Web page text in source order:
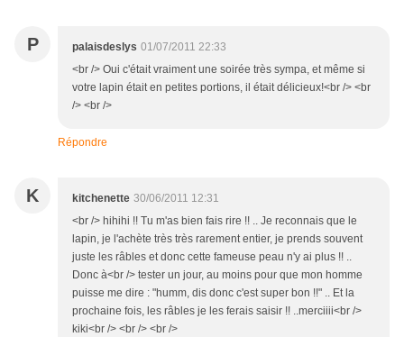
P palaisdeslys 01/07/2011 22:33
<br /> Oui c'était vraiment une soirée très sympa, et même si
votre lapin était en petites portions, il était délicieux!<br /> <br
/> <br />
Répondre
K kitchenette 30/06/2011 12:31
<br /> hihihi !! Tu m'as bien fais rire !! .. Je reconnais que le
lapin, je l'achète très très rarement entier, je prends souvent
juste les râbles et donc cette fameuse peau n'y ai plus !! ..
Donc à<br /> tester un jour, au moins pour que mon homme
puisse me dire : "humm, dis donc c'est super bon !!" .. Et la
prochaine fois, les râbles je les ferais saisir !! ..merciiii<br />
kiki<br /> <br /> <br />